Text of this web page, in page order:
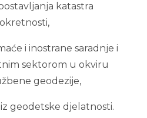
katastra
i inostrane saradnje i
sektorom u okviru
geodezije,
geodetske djelatnosti.